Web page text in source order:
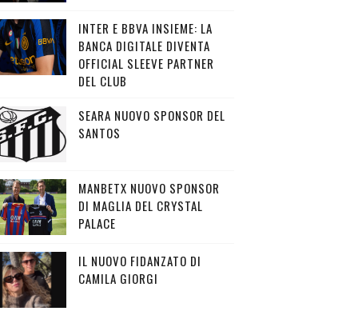
INTER E BBVA INSIEME: LA
BANCA DIGITALE DIVENTA
OFFICIAL SLEEVE PARTNER
DEL CLUB
SEARA NUOVO SPONSOR DEL
SANTOS
MANBETX NUOVO SPONSOR
DI MAGLIA DEL CRYSTAL
PALACE
IL NUOVO FIDANZATO DI
CAMILA GIORGI